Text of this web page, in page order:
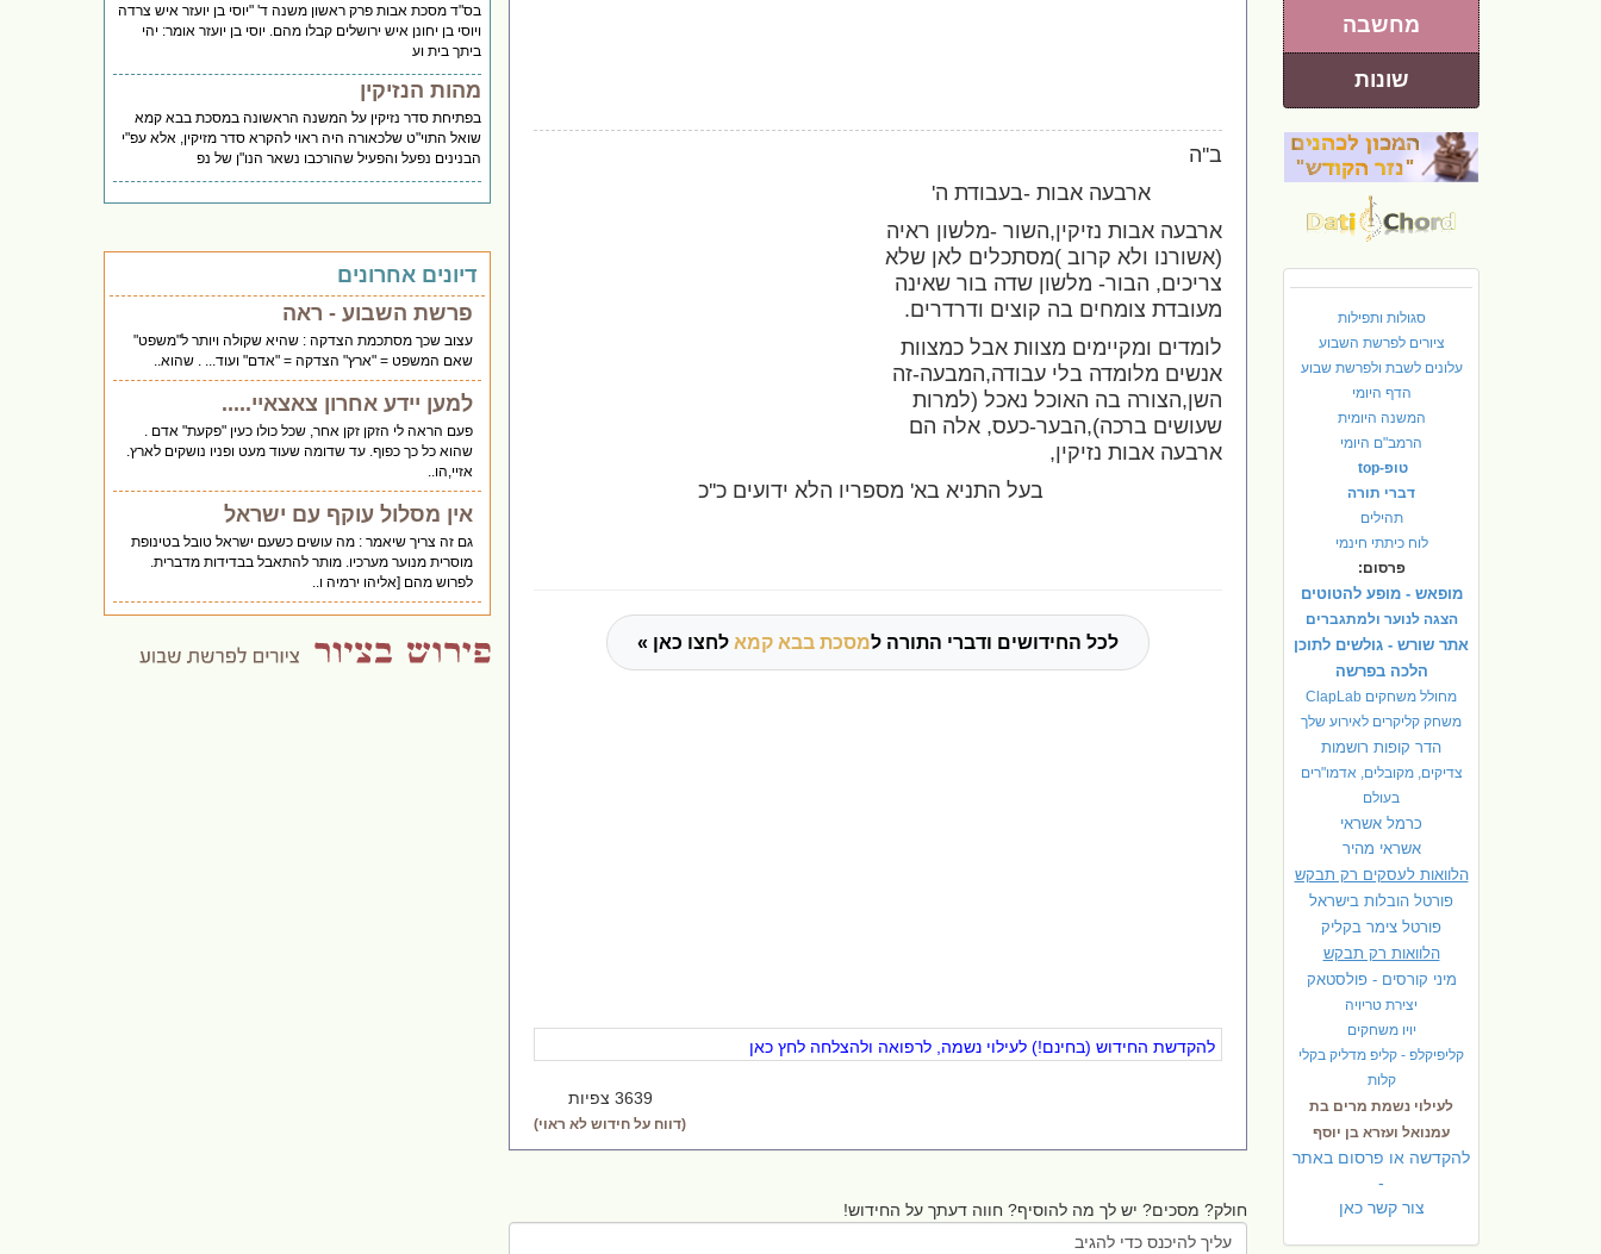
מחשבה
שונות
סגולות ותפילות
ציורים לפרשת השבוע
עלונים לשבת ולפרשת שבוע
הדף היומי
המשנה היומית
הרמב"ם היומי
טופ-top
דברי תורה
תהילים
לוח כיתתי חינמי
פרסום:
מופאש - מופע להטוטים
הצגה לנוער ולמתגברים
אתר שורש - גולשים לתוכן
הלכה בפרשה
מחולל משחקים ClapLab
משחק קליקרים לאירוע שלך
הדר קופות רושמות
צדיקים, מקובלים, אדמו"רים
בעולם
כרמל אשראי
אשראי מהיר
הלוואות לעסקים רק תבקש
פורטל הובלות בישראל
פורטל צימר בקליק
הלוואות רק תבקש
מיני קורסים - פולסטאק
יצירת טריויה
יויו משחקים
קליפיקלפ - קליפ מדליק בקלי
קלות
לעילוי נשמת מרים בת
עמנואל ועזרא בן יוסף
להקדשה או פרסום באתר
-
צור קשר כאן
ב''ה
ארבעה אבות -בעבודת ה'
ארבעה אבות נזיקין,השור -מלשון ראיה
(אשורנו ולא קרוב )מסתכלים לאן שלא
צריכים, הבור- מלשון שדה בור שאינה
מעובדת צומחים בה קוצים ודרדרים.
לומדים ומקיימים מצוות אבל כמצוות
אנשים מלומדה בלי עבודה,המבעה-זה
השן,הצורה בה האוכל נאכל (למרות
שעושים ברכה),הבער-כעס, אלה הם
ארבעה אבות נזיקין,
בעל התניא בא' מספריו הלא ידועים כ''כ
לכל החידושים ודברי התורה למסכת בבא קמא לחצו כאן »
להקדשת החידוש (בחינם!) לעילוי נשמה, לרפואה ולהצלחה לחץ כאן
3639 צפיות
(דווח על חידוש לא ראוי)
חולק? מסכים? יש לך מה להוסיף? חווה דעתך על החידוש!
בס"ד מסכת אבות פרק ראשון משנה ד' "יוסי בן יועזר איש צרדה
ויוסי בן יחונן איש ירושלים קבלו מהם. יוסי בן יועזר אומר: יהי
ביתך בית וע
מהות הנזיקין
בפתיחת סדר נזיקין על המשנה הראשונה במסכת בבא קמא
שואל התוי"ט שלכאורה היה ראוי להקרא סדר מזיקין, אלא עפ"י
הבנינים נפעל והפעיל שהורכבו נשאר הנו"ן של נפ
דיונים אחרונים
פרשת השבוע - ראה
עצוב שכך מסתכמת הצדקה : שהיא שקולה ויותר ל"משפט"
שאם המשפט = "ארץ" הצדקה = "אדם" ועוד... . שהוא..
למען יידע אחרון צאצאיי.....
פעם הראה לי הזקן זקן אחר, שכל כולו כעין "פקעת" אדם .
שהוא כל כך כפוף. עד שדומה שעוד מעט ופניו נושקים לארץ.
אזיי,הו..
אין מסלול עוקף עם ישראל
גם זה צריך שיאמר : מה עושים כשעם ישראל טובל בטינופת
מוסרית מנוער מערכיו. מותר להתאבל בבדידות מדברית.
לפרוש מהם [אליהו ירמיה ו..